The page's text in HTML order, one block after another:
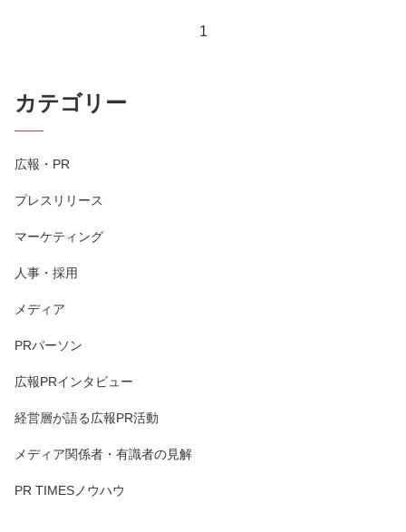
1
カテゴリー
広報・PR
プレスリリース
マーケティング
人事・採用
メディア
PRパーソン
広報PRインタビュー
経営層が語る広報PR活動
メディア関係者・有識者の見解
PR TIMESノウハウ